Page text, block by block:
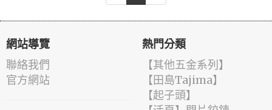
網站導覽
聯絡我們
官方網站
熱門分類
【其他五金系列】
【田島Tajima】
【起子頭】